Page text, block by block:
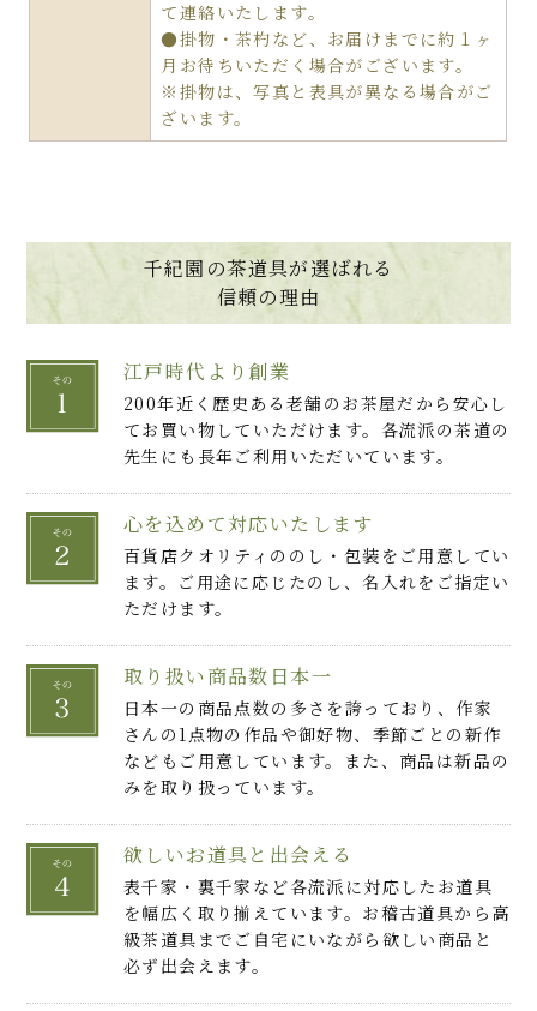
て連絡いたします。
●掛物・茶杓など、お届けまでに約１ヶ
月お待ちいただく場合がございます。
※掛物は、写真と表具が異なる場合がご
ざいます。
千紀園の茶道具が選ばれる
信頼の理由
江戸時代より創業
200年近く歴史ある老舗のお茶屋だから安心し
てお買い物していただけます。各流派の茶道の
先生にも長年ご利用いただいています。
心を込めて対応いたします
百貨店クオリティののし・包装をご用意してい
ます。ご用途に応じたのし、名入れをご指定い
ただけます。
取り扱い商品数日本一
日本一の商品点数の多さを誇っており、作家
さんの1点物の作品や御好物、季節ごとの新作
などもご用意しています。また、商品は新品の
みを取り扱っています。
欲しいお道具と出会える
表千家・裏千家など各流派に対応したお道具
を幅広く取り揃えています。お稽古道具から高
級茶道具までご自宅にいながら欲しい商品と
必ず出会えます。